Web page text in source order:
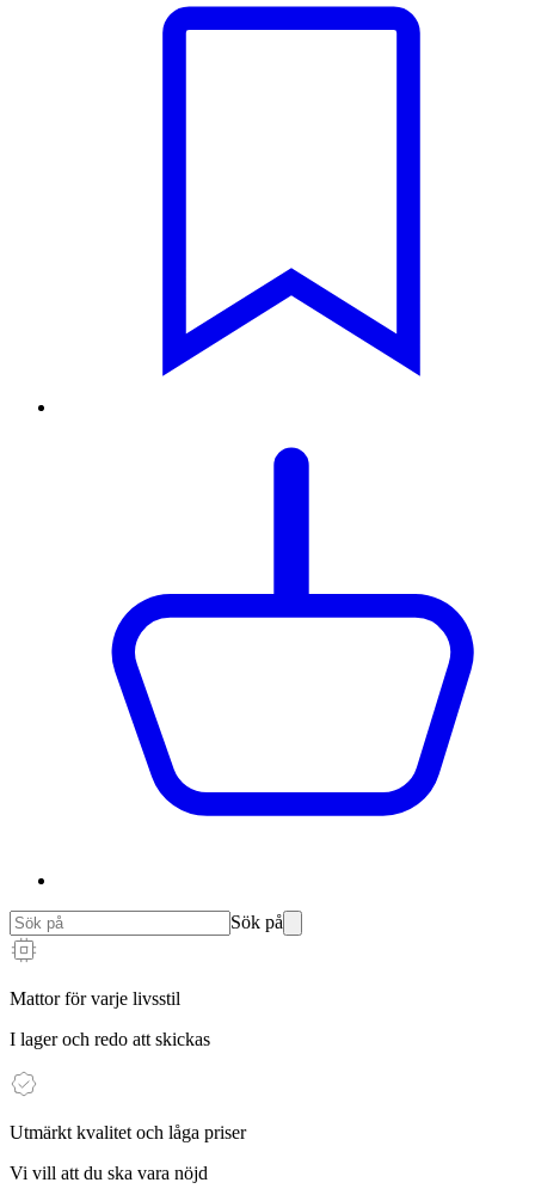
Sök på
Mattor för varje livsstil
I lager och redo att skickas
Utmärkt kvalitet och låga priser
Vi vill att du ska vara nöjd